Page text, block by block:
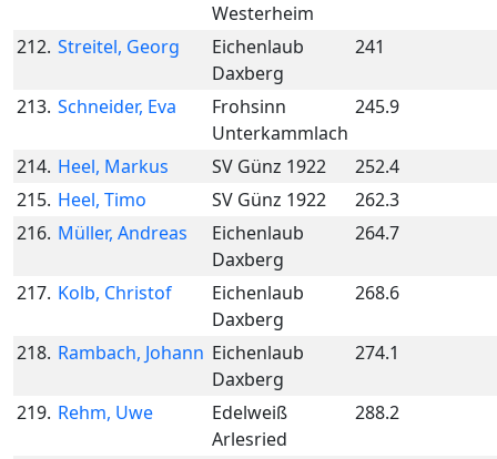
Westerheim
212. Streitel, Georg
Eichenlaub
Daxberg
241
213. Schneider, Eva
Frohsinn
Unterkammlach
245.9
214. Heel, Markus SV Günz 1922
252.4
215. Heel, Timo SV Günz 1922
262.3
216. Müller, Andreas
Eichenlaub
Daxberg
264.7
217. Kolb, Christof
Eichenlaub
Daxberg
268.6
218. Rambach, Johann Eichenlaub
Daxberg
274.1
219. Rehm, Uwe
Edelweiß
Arlesried
288.2